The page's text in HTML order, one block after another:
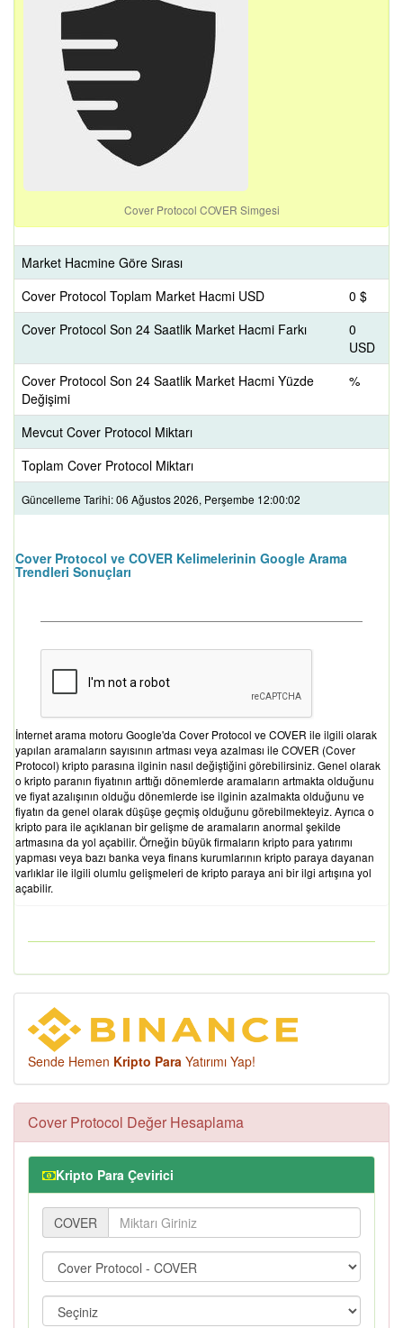
Cover Protocol COVER Simgesi
Market Hacmine Göre Sırası
Cover Protocol Toplam Market Hacmi USD
0 $
Cover Protocol Son 24 Saatlik Market Hacmi Farkı
0
USD
Cover Protocol Son 24 Saatlik Market Hacmi Yüzde
Değişimi
%
Mevcut Cover Protocol Miktarı
Toplam Cover Protocol Miktarı
Güncelleme Tarihi: 06 Ağustos 2026, Perşembe 12:00:02
Cover Protocol ve COVER Kelimelerinin Google Arama
Trendleri Sonuçları
İnternet arama motoru Google'da Cover Protocol ve COVER ile ilgili olarak
yapılan aramaların sayısının artması veya azalması ile COVER (Cover
Protocol) kripto parasına ilginin nasıl değiştiğini görebilirsiniz. Genel olarak
o kripto paranın fiyatının arttığı dönemlerde aramaların artmakta olduğunu
ve fiyat azalışının olduğu dönemlerde ise ilginin azalmakta olduğunu ve
fiyatın da genel olarak düşüşe geçmiş olduğunu görebilmekteyiz. Ayrıca o
kripto para ile açıklanan bir gelişme de aramaların anormal şekilde
artmasına da yol açabilir. Örneğin büyük firmaların kripto para yatırımı
yapması veya bazı banka veya finans kurumlarının kripto paraya dayanan
varlıklar ile ilgili olumlu gelişmeleri de kripto paraya ani bir ilgi artışına yol
açabilir.
Sende Hemen Kripto Para Yatırımı Yap!
Cover Protocol Değer Hesaplama
Kripto Para Çevirici
COVER